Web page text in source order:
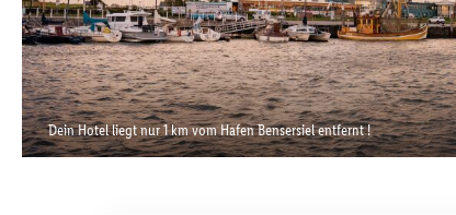
Dein Hotel liegt nur 1 km vom Hafen Bensersiel entfernt !